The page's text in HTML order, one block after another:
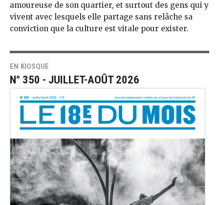
amoureuse de son quartier, et surtout des gens qui y
vivent avec lesquels elle partage sans relâche sa
conviction que la culture est vitale pour exister.
EN KIOSQUE
N° 350 - JUILLET-AOÛT 2026